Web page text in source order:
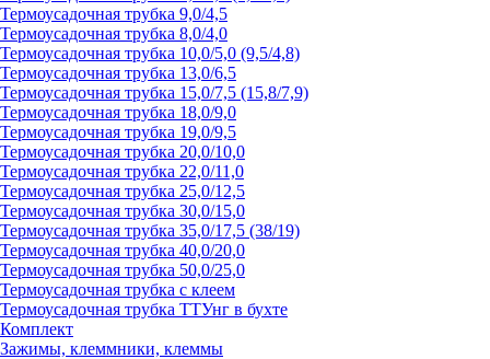
Термоусадочная трубка 9,0/4,5
Термоусадочная трубка 8,0/4,0
Термоусадочная трубка 10,0/5,0 (9,5/4,8)
Термоусадочная трубка 13,0/6,5
Термоусадочная трубка 15,0/7,5 (15,8/7,9)
Термоусадочная трубка 18,0/9,0
Термоусадочная трубка 19,0/9,5
Термоусадочная трубка 20,0/10,0
Термоусадочная трубка 22,0/11,0
Термоусадочная трубка 25,0/12,5
Термоусадочная трубка 30,0/15,0
Термоусадочная трубка 35,0/17,5 (38/19)
Термоусадочная трубка 40,0/20,0
Термоусадочная трубка 50,0/25,0
Термоусадочная трубка с клеем
Термоусадочная трубка ТТУнг в бухте
Комплект
Зажимы, клеммники, клеммы